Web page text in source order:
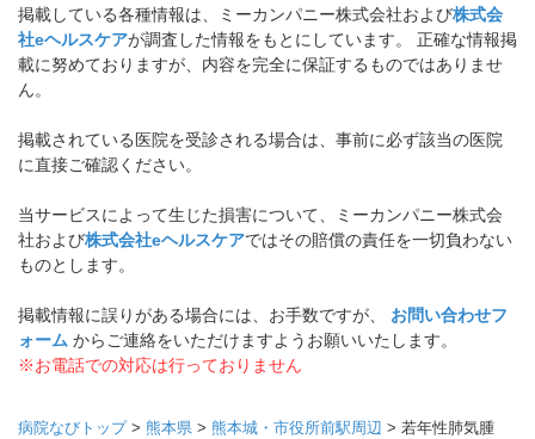
掲載している各種情報は、ミーカンパニー株式会社および株式会
社eヘルスケアが調査した情報をもとにしています。 正確な情報掲
載に努めておりますが、内容を完全に保証するものではありませ
ん。
掲載されている医院を受診される場合は、事前に必ず該当の医院
に直接ご確認ください。
当サービスによって生じた損害について、ミーカンパニー株式会
社および株式会社eヘルスケアではその賠償の責任を一切負わない
ものとします。
掲載情報に誤りがある場合には、お手数ですが、 お問い合わせフ
ォーム からご連絡をいただけますようお願いいたします。
※お電話での対応は行っておりません
病院なびトップ> 熊本県 > 熊本城・市役所前駅周辺 > 若年性肺気腫